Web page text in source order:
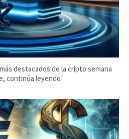
destacados de la cripto semana
continúa leyendo!